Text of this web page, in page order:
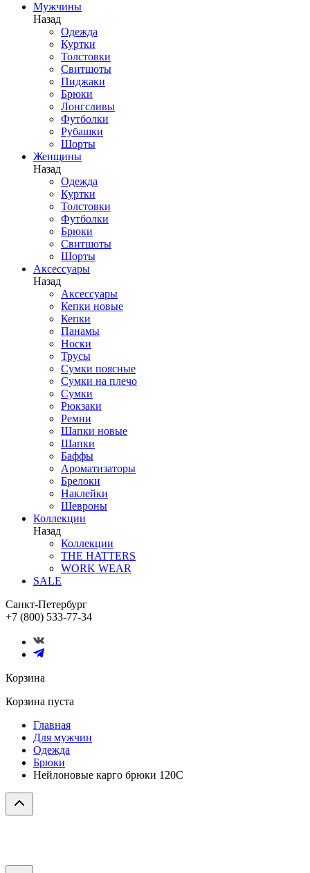
Мужчины
Назад
Одежда
Куртки
Толстовки
Свитшоты
Пиджаки
Брюки
Лонгсливы
Футболки
Рубашки
Шорты
Женщины
Назад
Одежда
Куртки
Толстовки
Футболки
Брюки
Свитшоты
Шорты
Аксессуары
Назад
Аксессуары
Кепки новые
Кепки
Панамы
Носки
Трусы
Сумки поясные
Сумки на плечо
Сумки
Рюкзаки
Ремни
Шапки новые
Шапки
Баффы
Ароматизаторы
Брелоки
Наклейки
Шевроны
Коллекции
Назад
Коллекции
THE HATTERS
WORK WEAR
SALE
Санкт-Петербург
+7 (800) 533-77-34
Корзина
Корзина пуста
Главная
Для мужчин
Одежда
Брюки
Нейлоновые карго брюки 120С